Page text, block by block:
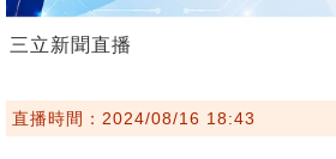
三立新聞直播
直播時間：2024/08/16 18:43